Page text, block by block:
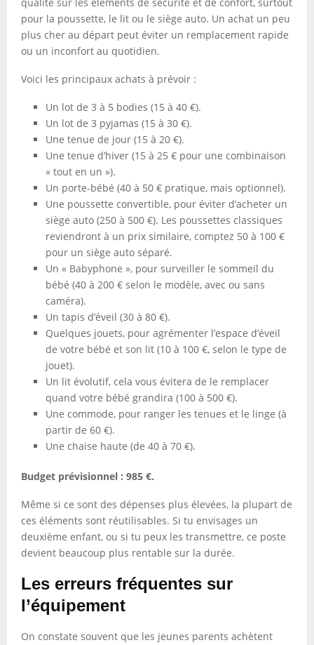
pour la poussette, le lit ou le siège auto. Un achat un peu
plus cher au départ peut éviter un remplacement rapide
ou un inconfort au quotidien.
Voici les principaux achats à prévoir :
Un lot de 3 à 5 bodies (15 à 40 €).
Un lot de 3 pyjamas (15 à 30 €).
Une tenue de jour (15 à 20 €).
Une tenue d’hiver (15 à 25 € pour une combinaison
« tout en un »).
Un porte-bébé (40 à 50 € pratique, mais optionnel).
Une poussette convertible, pour éviter d’acheter un
siège auto (250 à 500 €). Les poussettes classiques
reviendront à un prix similaire, comptez 50 à 100 €
pour un siège auto séparé.
Un « Babyphone », pour surveiller le sommeil du
bébé (40 à 200 € selon le modèle, avec ou sans
caméra).
Un tapis d’éveil (30 à 80 €).
Quelques jouets, pour agrémenter l’espace d’éveil
de votre bébé et son lit (10 à 100 €, selon le type de
jouet).
Un lit évolutif, cela vous évitera de le remplacer
quand votre bébé grandira (100 à 500 €).
Une commode, pour ranger les tenues et le linge (à
partir de 60 €).
Une chaise haute (de 40 à 70 €).
Budget prévisionnel : 985 €.
Même si ce sont des dépenses plus élevées, la plupart de
ces éléments sont réutilisables. Si tu envisages un
deuxième enfant, ou si tu peux les transmettre, ce poste
devient beaucoup plus rentable sur la durée.
Les erreurs fréquentes sur
l’équipement
On constate souvent que les jeunes parents achètent